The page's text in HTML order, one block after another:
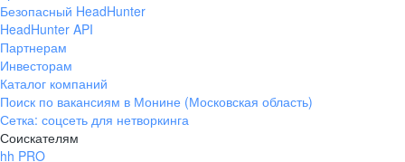
Безопасный HeadHunter
HeadHunter API
Партнерам
Инвесторам
Каталог компаний
Поиск по вакансиям в Монине (Московская область)
Сетка: соцсеть для нетворкинга
Соискателям
hh PRO